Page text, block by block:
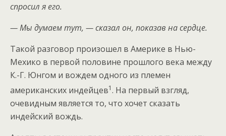
спросил я его.
— Мы думаем тут, — сказал он, показав на сердце.
Такой разговор произошел в Америке в Нью-
Мехико в первой половине прошлого века между
К.-Г. Юнгом и вождем одного из племен
американских индейцев1. На первый взгляд,
очевидным является то, что хочет сказать
индейский вождь.